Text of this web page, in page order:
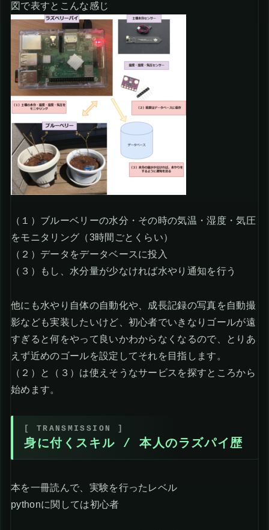
図で表すとこんな感じ
（１）ブルーベリーの水分・その時の気温・湿度・気圧
をモニタリング（3時間ごとくらい）
（２）データをデータベースに投入
（３）もし、水分量が少なければ水やり通知を行う
他にも水やり自体の自動化や、成長記録の写真を自動撮
影なども実装したいけど、初心者でいきなりゴールが遠
すぎると何をやって良いかわからなくなるので、とりあ
えず近めのゴールを設定してそれを目指します。
（２）と（３）は使えそうなサービスを探すところから
始めます。
身に付くスキル / 本人のラズパイ歴
本を一冊読んで、実験を行ったレベル
pythonに関しては初心者